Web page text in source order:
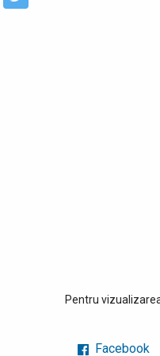
Pentru
Facebook